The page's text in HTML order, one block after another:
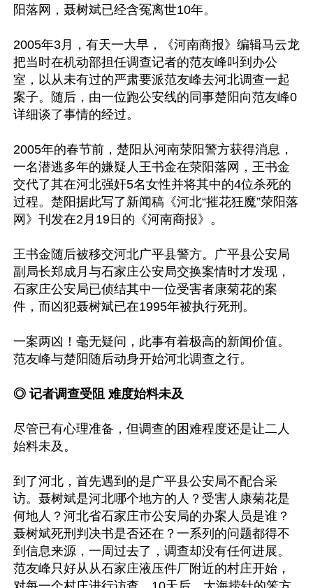
阳落网，聂树斌已经含冤离世10年。
2005年3月，有天一大早，《河南商报》编辑马云龙
把当时在机动部担任调查记者的范友峰叫到办公
室，以从未有过的严肃要派范友峰去河北调查一起
案子。随后，由一位跑公安线的同事楚阳向范友峰0
详细谈了事情的经过。
2005年的春节前，楚阳从河南荥阳警方获得消息，
一名潜逃多年的嫌疑人王书金在荥阳落网，王书金
交代了其在河北强奸5名女性并将其中的4位杀死的
过程。楚阳据此写了新闻稿《河北“摧花狂魔”荥阳落
网》刊发在2月19日的《河南商报》。
王书金随后被移交河北广平县警方。广平县公安局
副局长郑成月与石家庄公安局交换案情时才发现，
石家庄公安局已侦结其中一位受害者康菊花的案
件，而凶犯聂树斌已在1995年被执行死刑。
一案两凶！毫无疑问，此事有着极高的新闻价值。
范友峰与楚阳随后动身开始河北调查之行。
◎ 记者调查受阻 难度始料未及
尽管已有心理准备，但调查的困难程度还是让二人
始料未及。
到了河北，首先遇到的是广平县公安局不配合采
访。聂树斌是河北哪个地方的人？受害人康菊花是
何地人？河北省石家庄市公安局的办案人员是谁？
聂树斌死刑判决书是否还在？一系列的问题都得不
到信息来源，一周过去了，调查却没有任何进展。
范友峰只好从从石家庄液压件厂附近的村庄开始，